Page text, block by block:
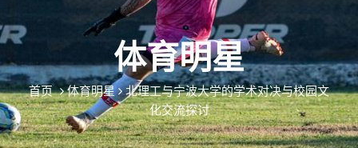
体育明星
首页 体育明星
北理工与宁波大学的学术对决与校园文
化交流探讨